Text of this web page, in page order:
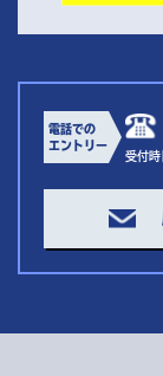
電話での
エントリー
受付